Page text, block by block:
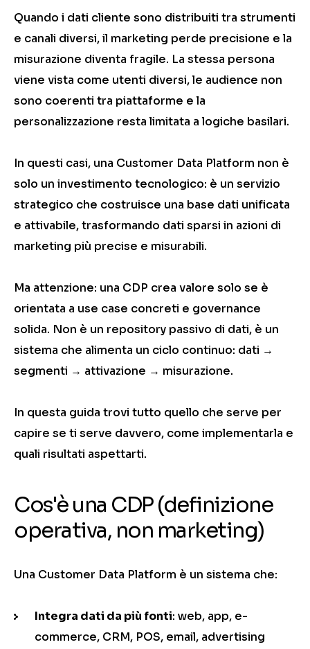
Quando i dati cliente sono distribuiti tra strumenti
e canali diversi, il marketing perde precisione e la
misurazione diventa fragile. La stessa persona
viene vista come utenti diversi, le audience non
sono coerenti tra piattaforme e la
personalizzazione resta limitata a logiche basilari.
In questi casi, una Customer Data Platform non è
solo un investimento tecnologico: è un servizio
strategico che costruisce una base dati unificata
e attivabile, trasformando dati sparsi in azioni di
marketing più precise e misurabili.
Ma attenzione: una CDP crea valore solo se è
orientata a use case concreti e governance
solida. Non è un repository passivo di dati, è un
sistema che alimenta un ciclo continuo: dati →
segmenti → attivazione → misurazione.
In questa guida trovi tutto quello che serve per
capire se ti serve davvero, come implementarla e
quali risultati aspettarti.
Cos'è una CDP (definizione
operativa, non marketing)
Una Customer Data Platform è un sistema che:
Integra dati da più fonti: web, app, e-
commerce, CRM, POS, email, advertising